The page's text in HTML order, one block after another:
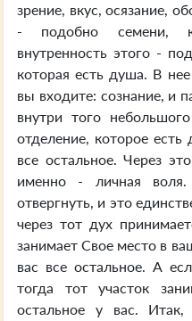
зрение, вкус, осязание,
- подобно семени,
внутренность этого -
которая есть душа. В
вы входите: сознание, и
внутри того
отделение, которое
все остальное. Через
именно - личная
отвергнуть, и это
через тот дух
занимает Свое место в
вас все остальное. А
тогда тот участок
остальное у вас.